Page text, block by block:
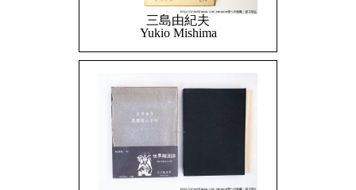
三島由紀夫
Yukio Mishima